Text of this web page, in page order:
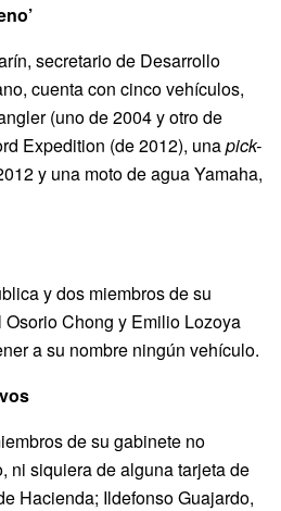
secretario de Desarrollo
cuenta con cinco vehículos,
(uno de 2004 y otro de
Expedition (de 2012), unapick-
y una moto de agua Yamaha,
y dos miembros de su
Chong y Emilio Lozoya
a su nombre ningún vehículo.
de su gabinete no
ni siquiera de alguna tarjeta de
Hacienda; Ildefonso Guajardo,